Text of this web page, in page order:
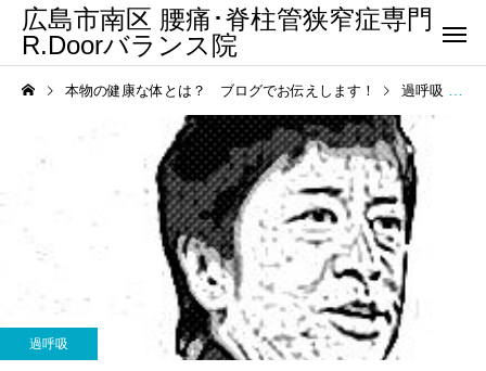
広島市南区 腰痛･脊柱管狭窄症専門
R.Doorバランス院
本物の健康な体とは？ ブログでお伝えします！ 過呼吸
過呼吸